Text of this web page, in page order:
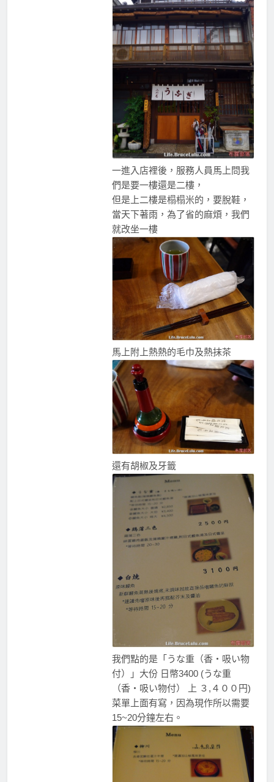
一進入店裡後，服務人員馬上問我
們是要一樓還是二樓，
但是上二樓是榻榻米的，要脫鞋，
當天下著雨，為了省的麻煩，我們
就改坐一樓
馬上附上熱熱的毛巾及熱抹茶
還有胡椒及牙籤
我們點的是「うな重（香・吸い物
付）」大份 日幣3400 (うな重
（香・吸い物付） 上 ３,４００円)
菜單上面有寫，因為現作所以需要
15~20分鐘左右。